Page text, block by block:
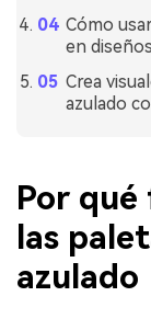
Cómo
en
Crea
azulado
Por
las
azulado